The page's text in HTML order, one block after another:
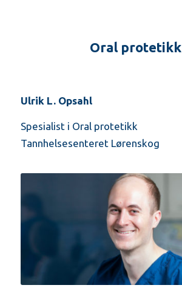
Oral protetikk
Ulrik L. Opsahl
Spesialist i Oral protetikk
Tannhelsesenteret Lørenskog